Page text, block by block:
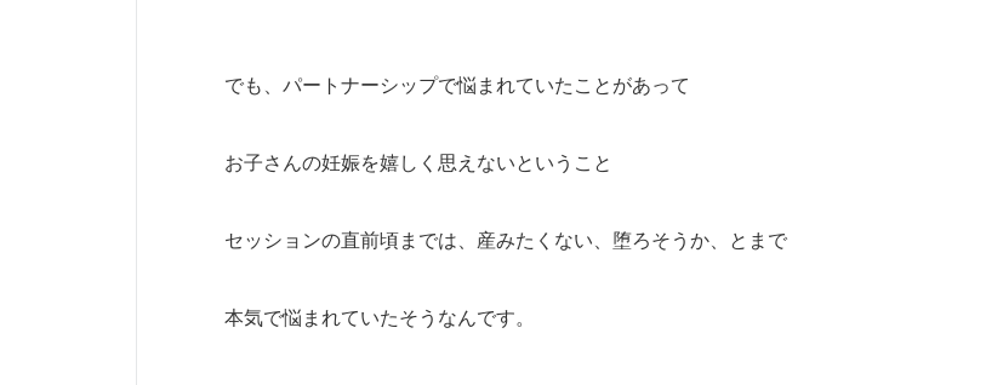
でも、パートナーシップで悩まれていたことがあって
お子さんの妊娠を嬉しく思えないということ
セッションの直前頃までは、産みたくない、堕ろそうか、とまで
本気で悩まれていたそうなんです。